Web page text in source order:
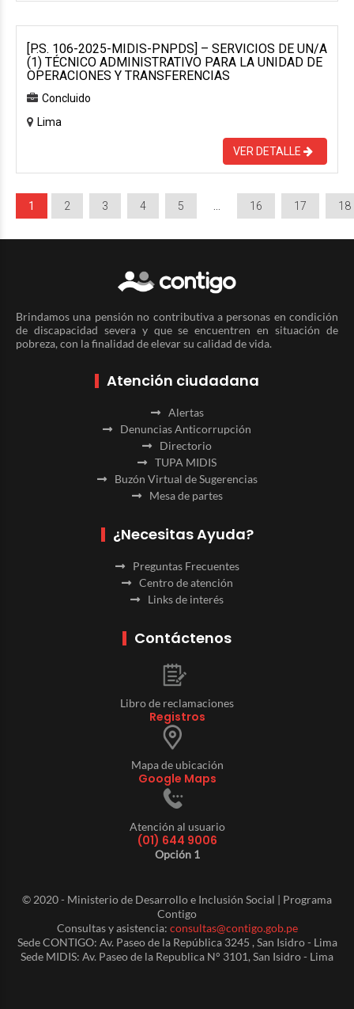
[P.S. 106-2025-MIDIS-PNPDS] – SERVICIOS DE UN/A
(1) TÉCNICO ADMINISTRATIVO PARA LA UNIDAD DE
OPERACIONES Y TRANSFERENCIAS
Concluido
Lima
VER DETALLE
1 2 3 4 5 16 17 18
Brindamos una pensión no contributiva a personas en condición
de discapacidad severa y que se encuentren en situación de
pobreza, con la finalidad de elevar su calidad de vida.
Atención ciudadana
Alertas
Denuncias Anticorrupción
Directorio
TUPA MIDIS
Buzón Virtual de Sugerencias
Mesa de partes
¿Necesitas Ayuda?
Preguntas Frecuentes
Centro de atención
Links de interés
Contáctenos
Libro de reclamaciones
Registros
Mapa de ubicación
Google Maps
Atención al usuario
(01) 644 9006
Opción 1
© 2020 - Ministerio de Desarrollo e Inclusión Social | Programa
Contigo
Consultas y asistencia: consultas@contigo.gob.pe
Sede CONTIGO: Av. Paseo de la República 3245 , San Isidro - Lima
Sede MIDIS: Av. Paseo de la Republica N° 3101, San Isidro - Lima